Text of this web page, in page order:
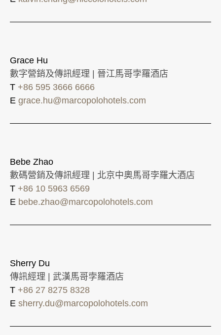
Grace Hu
數字營銷及傳訊經理 | 晉江馬哥孛羅酒店
T +86 595 3666 6666
E grace.hu@marcopolohotels.com
Bebe Zhao
數碼營銷及傳訊經理 | 北京中奧馬哥孛羅大酒店
T +86 10 5963 6569
E bebe.zhao@marcopolohotels.com
Sherry Du
傳訊經理 | 武漢馬哥孛羅酒店
T +86 27 8275 8328
E sherry.du@marcopolohotels.com